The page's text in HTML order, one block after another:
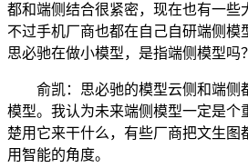
都和端侧结合很紧密，现在也有一些
不过手机厂商也都在自己自研端侧模
思必驰在做小模型，是指端侧模型吗？
俞凯：思必驰的模型云侧和端侧
模型。我认为未来端侧模型一定是个
楚用它来干什么，有些厂商把文生图
用智能的角度。